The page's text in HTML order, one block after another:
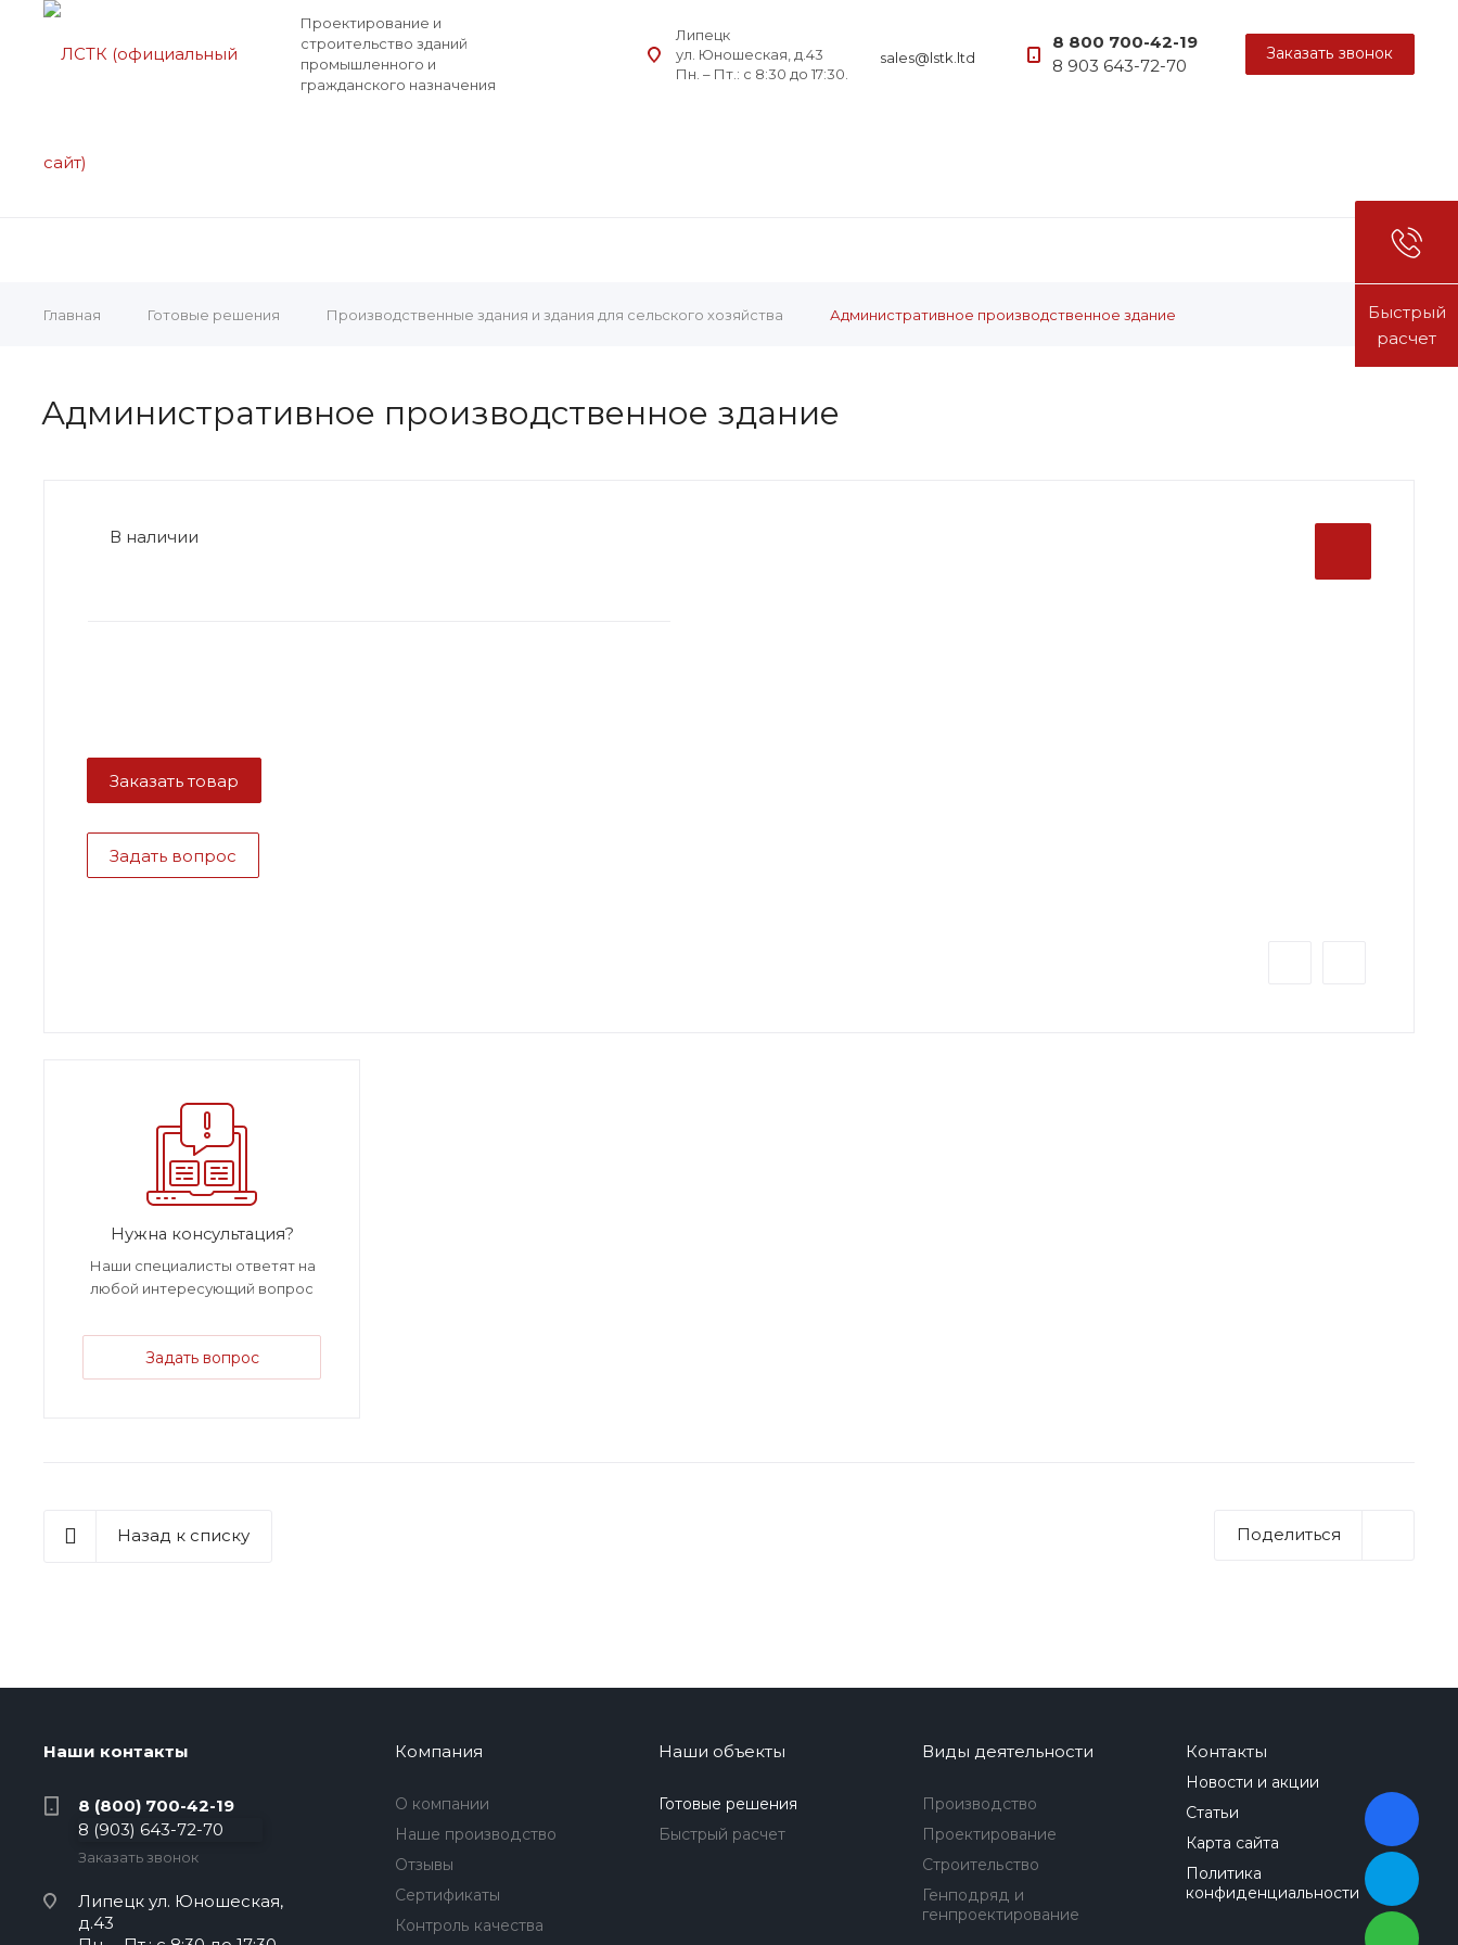
Проектирование и
строительство зданий
промышленного и
гражданского назначения
8 800 700-42-19
8 903 643-72-70
Заказать звонок
Липецк
ул. Юношеская, д.43
Пн. – Пт.: с 8:30 до 17:30.
sales@lstk.ltd
Главная Готовые решения Производственные здания и здания для сельского хозяйства Административное производственное здание
Административное производственное здание
В наличии
Заказать товар
Задать вопрос
Нужна консультация?
Наши специалисты ответят на
любой интересующий вопрос
Задать вопрос
Поделиться
Назад к списку
Наши контакты
8 (800) 700-42-19
8 (903) 643-72-70
Заказать звонок
Липецк ул. Юношеская,
д.43
Компания
О компании
Наше производство
Отзывы
Сертификаты
Контроль качества
Наши объекты
Готовые решения
Быстрый расчет
Виды деятельности
Производство
Проектирование
Строительство
Генподряд и
генпроектирование
Контакты
Новости и акции
Статьи
Карта сайта
Политика
конфиденциальности
Быстрый
расчет